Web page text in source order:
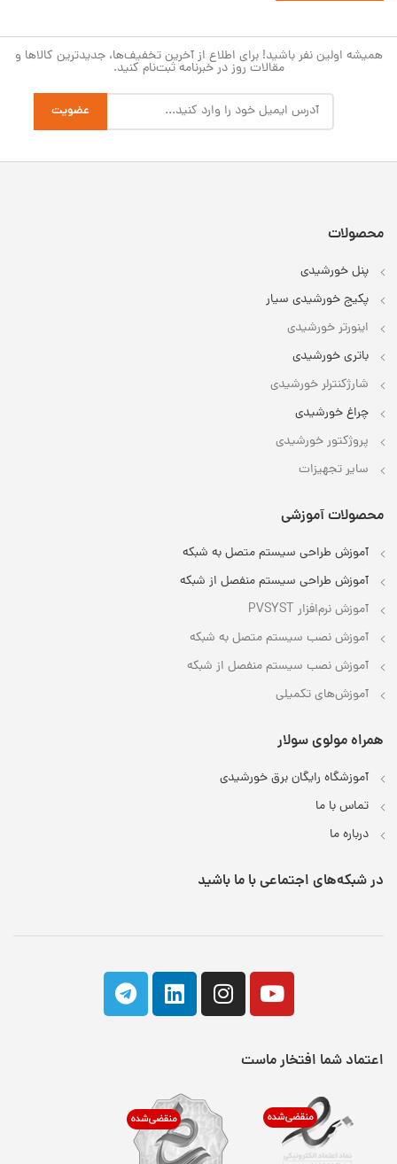
همیشه اولین نفر باشید! برای اطلاع از آخرین تخفیف‌ها، جدیدترین کالاها و
مقالات روز در خبرنامه ثبت‌نام کنید.
محصولات
پنل خورشیدی
پکیج خورشیدی سیار
اینورتر خورشیدی
باتری خورشیدی
شارژکنترلر خورشیدی
چراغ خورشیدی
پروژکتور خورشیدی
سایر تجهیزات
محصولات آموزشی
آموزش طراحی سیستم متصل به شبکه
آموزش طراحی سیستم منفصل از شبکه
آموزش نرم‌افزار PVSYST
آموزش نصب سیستم متصل به شبکه
آموزش نصب سیستم منفصل از شبکه
آموزش‌های تکمیلی
همراه مولوی سولار
آموزشگاه رایگان برق خورشیدی
تماس با ما
درباره ما
در شبکه‌های اجتماعی با ما باشید
اعتماد شما افتخار ماست